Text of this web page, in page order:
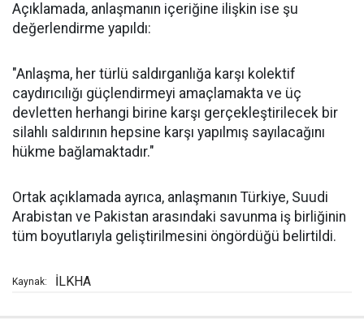
Açıklamada, anlaşmanın içeriğine ilişkin ise şu
değerlendirme yapıldı:
"Anlaşma, her türlü saldırganlığa karşı kolektif
caydırıcılığı güçlendirmeyi amaçlamakta ve üç
devletten herhangi birine karşı gerçekleştirilecek bir
silahlı saldırının hepsine karşı yapılmış sayılacağını
hükme bağlamaktadır."
Ortak açıklamada ayrıca, anlaşmanın Türkiye, Suudi
Arabistan ve Pakistan arasındaki savunma iş birliğinin
tüm boyutlarıyla geliştirilmesini öngördüğü belirtildi.
Kaynak: İLKHA